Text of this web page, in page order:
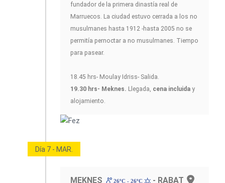
fundador de la primera dinastía real de
Marruecos. La ciudad estuvo cerrada a los no
musulmanes hasta 1912 -hasta 2005 no se
permitía pernoctar a no musulmanes. Tiempo
para pasear.
18.45 hrs- Moulay Idriss- Salida.
19.30 hrs- Meknes. Llegada, cena incluida y
alojamiento.
Día 7 - MAR.
MEKNES 26ºC - 26ºC - RABAT